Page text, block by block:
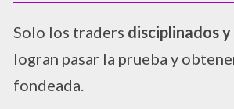
Solo los traders disciplinados
logran pasar la prueba y
fondeada.